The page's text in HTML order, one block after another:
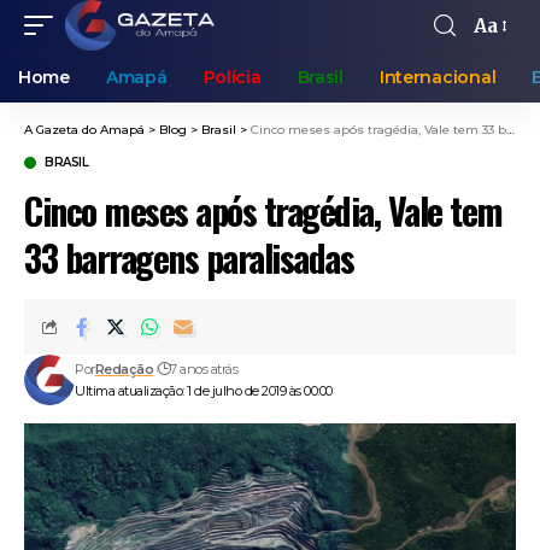
Aa
Home Amapá Polícia Brasil Internacional
A Gazeta do Amapá > Blog > Brasil > Cinco meses após tragédia, Vale tem 33 barragens paralisadas
BRASIL
Cinco meses após tragédia, Vale tem
33 barragens paralisadas
Ultima atualização: 1 de julho de 2019 às 00:00
PorRedação 7 anos atrás